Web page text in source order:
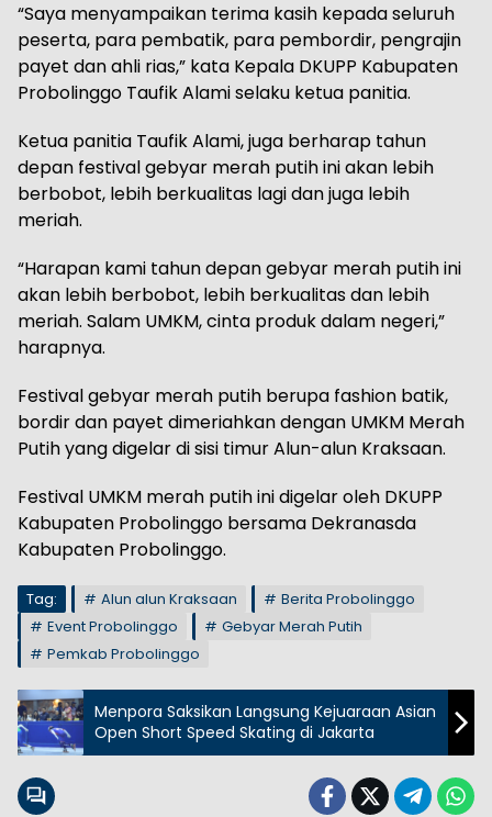
“Saya menyampaikan terima kasih kepada seluruh
peserta, para pembatik, para pembordir, pengrajin
payet dan ahli rias,” kata Kepala DKUPP Kabupaten
Probolinggo Taufik Alami selaku ketua panitia.
Ketua panitia Taufik Alami, juga berharap tahun
depan festival gebyar merah putih ini akan lebih
berbobot, lebih berkualitas lagi dan juga lebih
meriah.
“Harapan kami tahun depan gebyar merah putih ini
akan lebih berbobot, lebih berkualitas dan lebih
meriah. Salam UMKM, cinta produk dalam negeri,”
harapnya.
Festival gebyar merah putih berupa fashion batik,
bordir dan payet dimeriahkan dengan UMKM Merah
Putih yang digelar di sisi timur Alun-alun Kraksaan.
Festival UMKM merah putih ini digelar oleh DKUPP
Kabupaten Probolinggo bersama Dekranasda
Kabupaten Probolinggo.
Tag: Alun alun Kraksaan
Berita Probolinggo
Event Probolinggo
Gebyar Merah Putih
Pemkab Probolinggo
Menpora Saksikan Langsung Kejuaraan Asian
Open Short Speed Skating di Jakarta